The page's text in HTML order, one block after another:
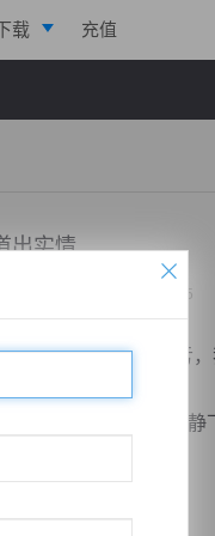
载 充值
出实情
02-20 05:06 字数：3025
道好汉不吃眼前亏，
年的苦劝下终于冷静
劝告，我才不...